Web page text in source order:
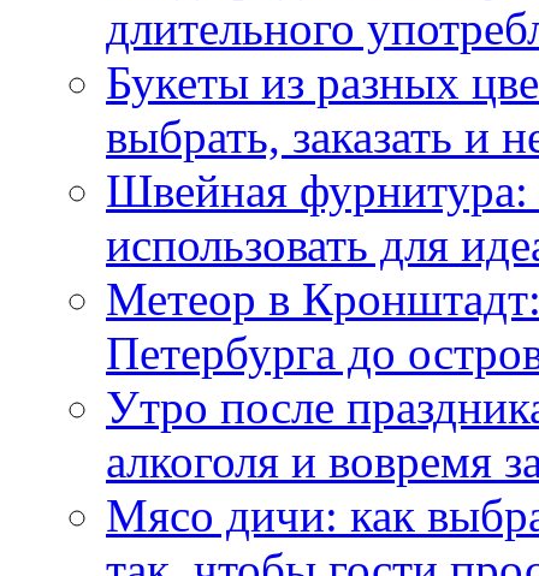
длительного
Букеты из разных
выбрать, заказать и
Швейная фурнитура:
использовать для
Метеор в
Петербурга до
Утро после
алкоголя и вовремя
Мясо дичи: как